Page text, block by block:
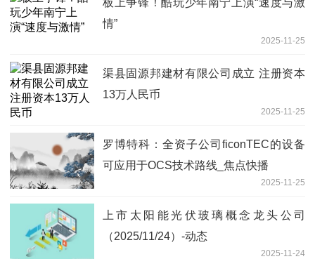
情”
2025-11-25
渠县固源邦建材有限公司成立 注册资本
13万人民币
2025-11-25
罗博特科：全资子公司ficonTEC的设备
可应用于OCS技术路线_焦点快播
2025-11-25
上市太阳能光伏玻璃概念龙头公司
（2025/11/24）-动态
2025-11-24